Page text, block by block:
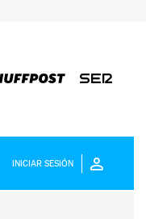
INICIAR SESIÓN